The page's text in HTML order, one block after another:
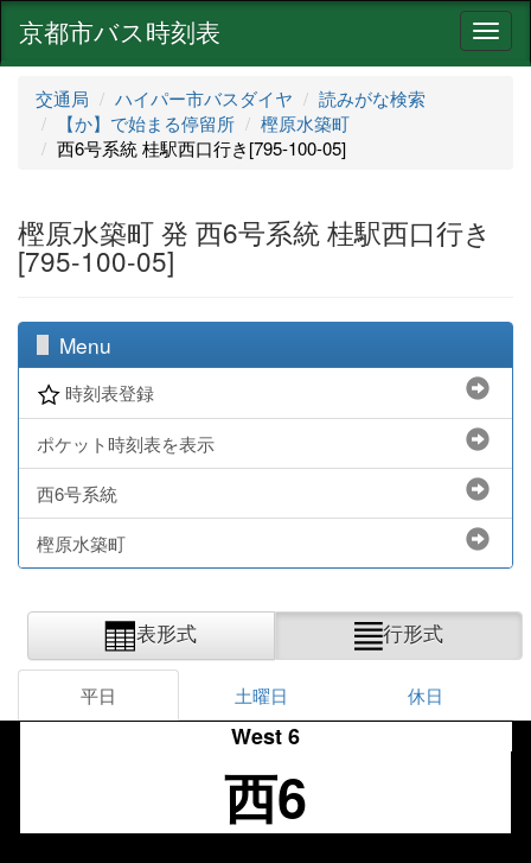
ナ
ビ
京都市バス時刻表
交通局 ハイパー市バスダイヤ
読みがな検索
【か】で始まる停留所
樫原水築町
西6号系統 桂駅西口行き[795-100-05]
樫原水築町 発 西6号系統 桂駅西口行き
[795-100-05]
Menu
時刻表登録
ポケット時刻表を表示
西6号系統
樫原水築町
表形式 行形式
平日 土曜日 休日
West 6
西6